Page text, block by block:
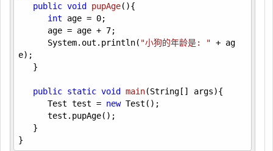
public void pupAge(){
int age = 0;
age = age + 7;
System.out.println( "小狗的年龄是: " + ag
e);
}
public static void main(String[] args){
Test test = new Test();
test.pupAge();
}
}